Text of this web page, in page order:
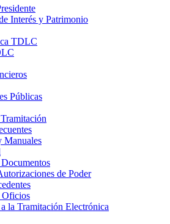
Interés y Patrimonio
TDLC
Públicas
Manuales
de Poder
Oficios
la Tramitación Electrónica